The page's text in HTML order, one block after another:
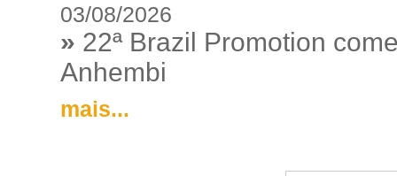
03/08/2026
» 22ª Brazil Promotion
Anhembi
mais...